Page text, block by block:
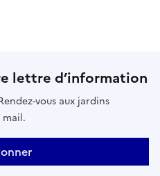
lettre d’information
vous aux jardins